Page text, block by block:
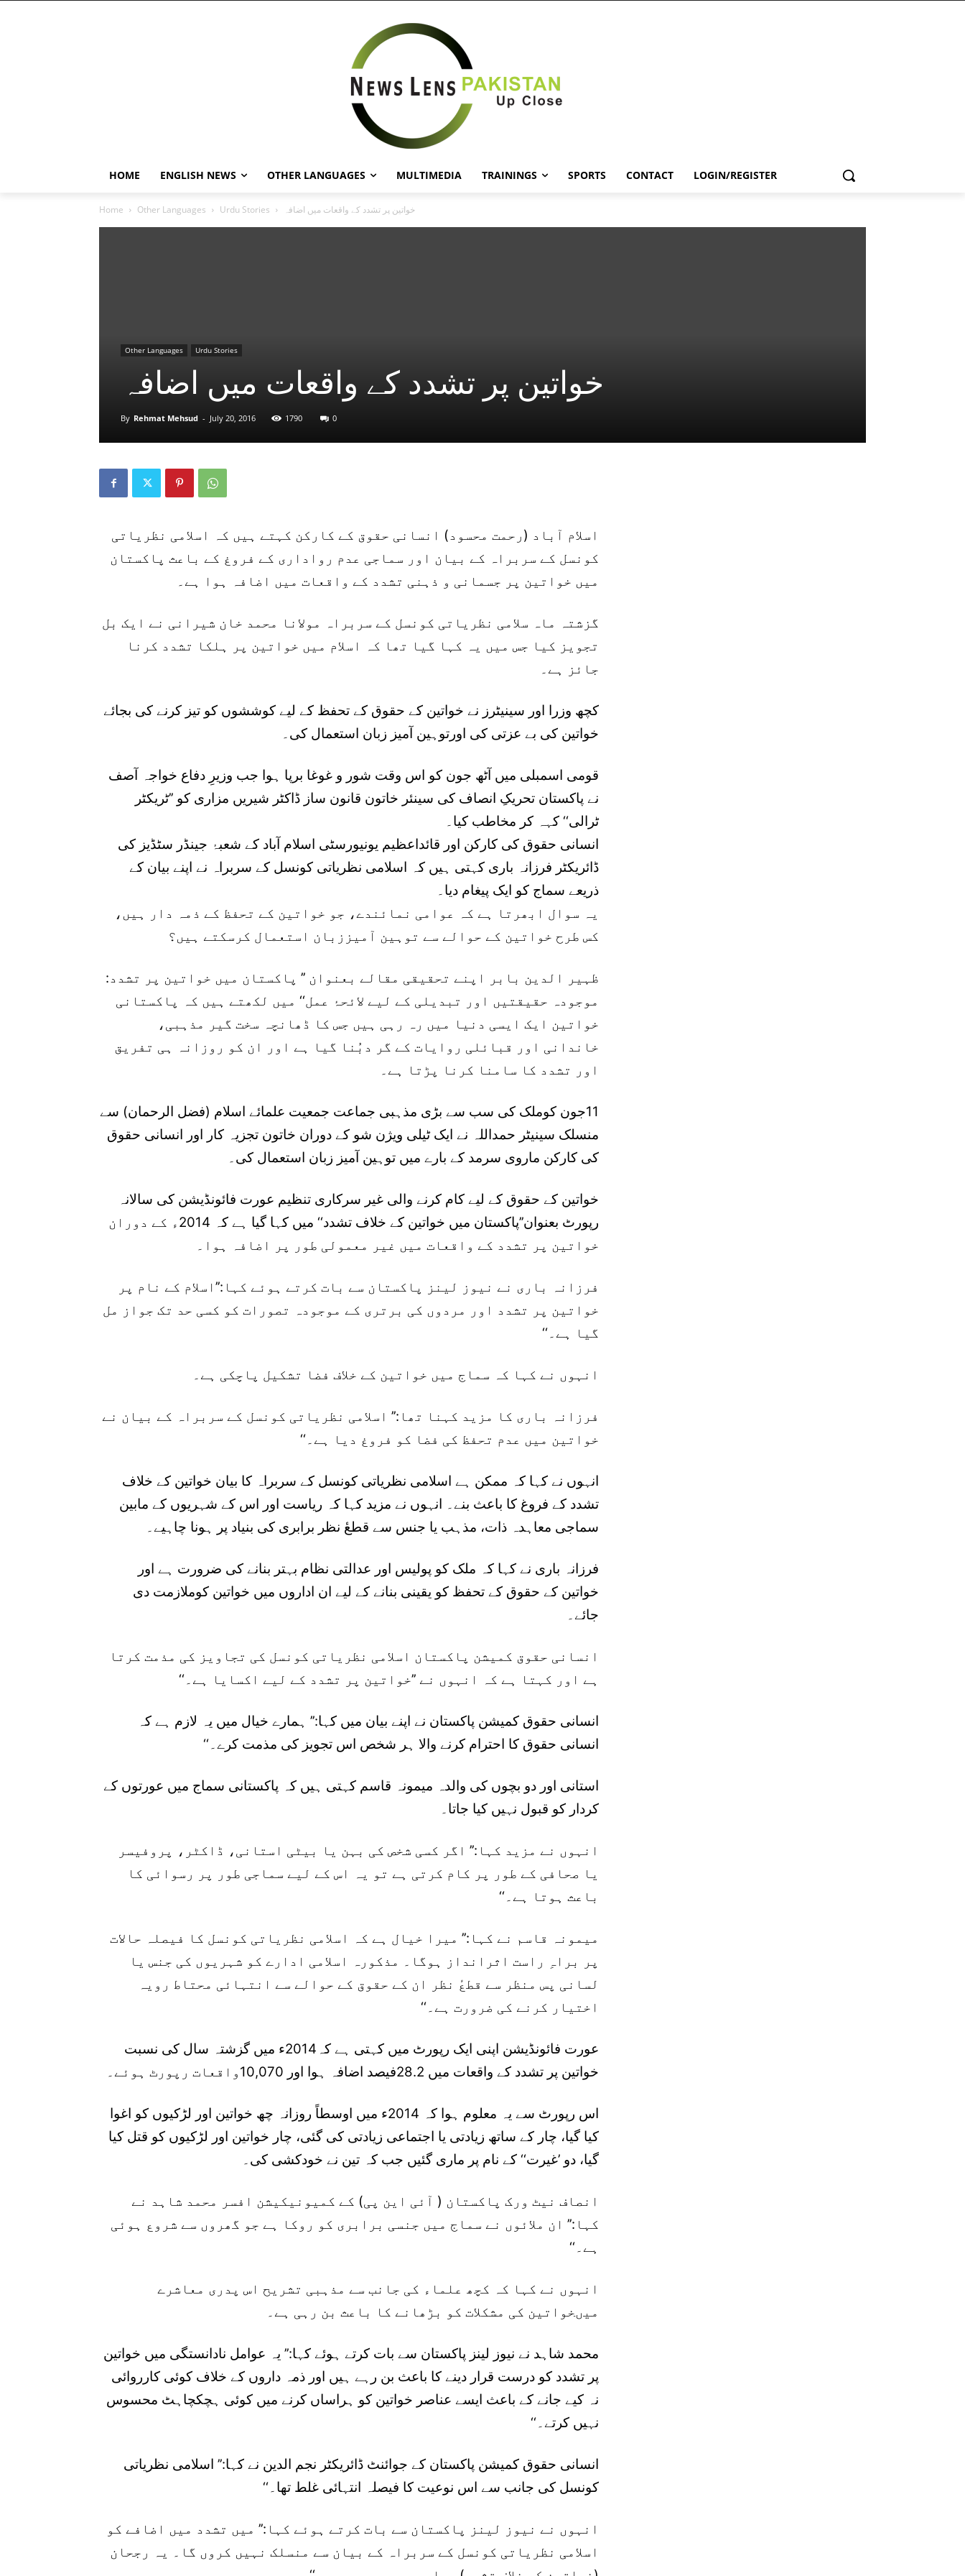
HOME ENGLISH NEWS OTHER LANGUAGES MULTIMEDIA TRAININGS SPORTS CONTACT LOGIN/REGISTER
Home Other Languages Urdu Stories خواتین پر تشدد کے واقعات میں اضافہ
Other Languages Urdu Stories
خواتین پر تشدد کے واقعات میں اضافہ
By Rehmat Mehsud - July 20, 2016 1790 0
اسلام آباد (رحمت محسود) انسانی حقوق کے کارکن کہتے ہیں کہ اسلامی نظریاتی
کونسل کے سربراہ کے بیان اور سماجی عدم رواداری کے فروغ کے باعث پاکستان
میں خواتین پر جسمانی و ذہنی تشدد کے واقعات میں اضافہ ہوا ہے۔
گزشتہ ماہ سلامی نظریاتی کونسل کے سربراہ مولانا محمد خان شیرانی نے ایک بل
تجویز کیا جس میں یہ کہا گیا تھا کہ اسلام میں خواتین پر ہلکا تشدد کرنا
جائز ہے۔
کچھ وزرا اور سینیٹرز نے خواتین کے حقوق کے تحفظ کے لیے کوششوں کو تیز کرنے کی بجائے
خواتین کی بے عزتی کی اورتوہین آمیز زبان استعمال کی۔
قومی اسمبلی میں آٹھ جون کو اس وقت شور و غوغا برپا ہوا جب وزیرِ دفاع خواجہ آصف
نے پاکستان تحریکِ انصاف کی سینئر خاتون قانون ساز ڈاکٹر شیریں مزاری کو ’’ٹریکٹر
ٹرالی‘‘ کہہ کر مخاطب کیا۔
انسانی حقوق کی کارکن اور قائداعظیم یونیورسٹی اسلام آباد کے شعبۂ جینڈر سٹڈیز کی
ڈائریکٹر فرزانہ باری کہتی ہیں کہ اسلامی نظریاتی کونسل کے سربراہ نے اپنے بیان کے
ذریعے سماج کو ایک پیغام دیا۔
یہ سوال ابھرتا ہے کہ عوامی نمائندے، جو خواتین کے تحفظ کے ذمہ دار ہیں،
کس طرح خواتین کے حوالے سے توہین آمیززبان استعمال کرسکتے ہیں؟
ظہیر الدین بابر اپنے تحقیقی مقالے بعنوان ’’ پاکستان میں خواتین پر تشدد:
موجودہ حقیقتیں اور تبدیلی کے لیے لائحۂ عمل‘‘ میں لکھتے ہیں کہ پاکستانی
خواتین ایک ایسی دنیا میں رہ رہی ہیں جس کا ڈھانچہ سخت گیر مذہبی،
خاندانی اور قبائلی روایات کے گر دبُنا گیا ہے اور ان کو روزانہ ہی تفریق
اور تشدد کا سامنا کرنا پڑتا ہے۔
11جون کوملک کی سب سے بڑی مذہبی جماعت جمعیت علمائے اسلام (فضل الرحمان) سے
منسلک سینیٹر حمداللہ نے ایک ٹیلی ویژن شو کے دوران خاتون تجزیہ کار اور انسانی حقوق
کی کارکن ماروی سرمد کے بارے میں توہین آمیز زبان استعمال کی۔
خواتین کے حقوق کے لیے کام کرنے والی غیر سرکاری تنظیم عورت فائونڈیشن کی سالانہ
رپورٹ بعنوان’’پاکستان میں خواتین کے خلاف تشدد‘‘ میں کہا گیا ہے کہ 2014ء کے دوران
خواتین پر تشدد کے واقعات میں غیر معمولی طور پر اضافہ ہوا۔
فرزانہ باری نے نیوز لینز پاکستان سے بات کرتے ہوئے کہا:’’اسلام کے نام پر
خواتین پر تشدد اور مردوں کی برتری کے موجودہ تصورات کو کسی حد تک جواز مل
گیا ہے۔‘‘
انہوں نے کہا کہ سماج میں خواتین کے خلاف فضا تشکیل پاچکی ہے۔
فرزانہ باری کا مزید کہنا تھا:’’ اسلامی نظریاتی کونسل کے سربراہ کے بیان نے
خواتین میں عدم تحفظ کی فضا کو فروغ دیا ہے۔‘‘
انہوں نے کہا کہ ممکن ہے اسلامی نظریاتی کونسل کے سربراہ کا بیان خواتین کے خلاف
تشدد کے فروغ کا باعث بنے۔ انہوں نے مزید کہا کہ ریاست اور اس کے شہریوں کے مابین
سماجی معاہدہ ذات، مذہب یا جنس سے قطعٔ نظر برابری کی بنیاد پر ہونا چاہیے۔
فرزانہ باری نے کہا کہ ملک کو پولیس اور عدالتی نظام بہتر بنانے کی ضرورت ہے اور
خواتین کے حقوق کے تحفظ کو یقینی بنانے کے لیے ان اداروں میں خواتین کوملازمت دی
جائے۔
انسانی حقوق کمیشن پاکستان اسلامی نظریاتی کونسل کی تجاویز کی مذمت کرتا
ہے اور کہتا ہے کہ انہوں نے ’’خواتین پر تشدد کے لیے اکسایا ہے۔‘‘
انسانی حقوق کمیشن پاکستان نے اپنے بیان میں کہا:’’ ہمارے خیال میں یہ لازم ہے کہ
انسانی حقوق کا احترام کرنے والا ہر شخص اس تجویز کی مذمت کرے۔‘‘
استانی اور دو بچوں کی والدہ میمونہ قاسم کہتی ہیں کہ پاکستانی سماج میں عورتوں کے
کردار کو قبول نہیں کیا جاتا۔
انہوں نے مزید کہا:’’ اگر کسی شخص کی بہن یا بیٹی استانی، ڈاکٹر، پروفیسر
یا صحافی کے طور پر کام کرتی ہے تو یہ اس کے لیے سماجی طور پر رسوائی کا
باعث ہوتا ہے۔‘‘
میمونہ قاسم نے کہا:’’ میرا خیال ہے کہ اسلامی نظریاتی کونسل کا فیصلہ حالات
پر براہِ راست اثرانداز ہوگا۔ مذکورہ اسلامی ادارے کو شہریوں کی جنس یا
لسانی پس منظر سے قطعٔ نظر ان کے حقوق کے حوالے سے انتہائی محتاط رویہ
اختیار کرنے کی ضرورت ہے۔‘‘
عورت فائونڈیشن اپنی ایک رپورٹ میں کہتی ہے کہ2014ء میں گزشتہ سال کی نسبت
خواتین پر تشدد کے واقعات میں 28.2فیصد اضافہ ہوا اور 10,070واقعات رپورٹ ہوئے۔
اس رپورٹ سے یہ معلوم ہوا کہ 2014ء میں اوسطاً روزانہ چھ خواتین اور لڑکیوں کو اغوا
کیا گیا، چار کے ساتھ زیادتی یا اجتماعی زیادتی کی گئی، چار خواتین اور لڑکیوں کو قتل کیا
گیا، دو ’غیرت‘‘ کے نام پر ماری گئیں جب کہ تین نے خودکشی کی۔
انصاف نیٹ ورک پاکستان ( آئی این پی) کے کمیونیکیشن افسر محمد شاہد نے
کہا:’’ ان ملائوں نے سماج میں جنسی برابری کو روکا ہے جو گھروں سے شروع ہوئی
ہے۔‘‘
انہوں نے کہا کہ کچھ علماء کی جانب سے مذہبی تشریح اس پدری معاشرے
میںخواتین کی مشکلات کو بڑھانے کا باعث بن رہی ہے۔
محمد شاہد نے نیوز لینز پاکستان سے بات کرتے ہوئے کہا:’’ یہ عوامل نادانستگی میں خواتین
پر تشدد کو درست قرار دینے کا باعث بن رہے ہیں اور ذمہ داروں کے خلاف کوئی کارروائی
نہ کیے جانے کے باعث ایسے عناصر خواتین کو ہراساں کرنے میں کوئی ہچکچاہٹ محسوس
نہیں کرتے۔‘‘
انسانی حقوق کمیشن پاکستان کے جوائنٹ ڈائریکٹر نجم الدین نے کہا:’’ اسلامی نظریاتی
کونسل کی جانب سے اس نوعیت کا فیصلہ انتہائی غلط تھا۔‘‘
انہوں نے نیوز لینز پاکستان سے بات کرتے ہوئے کہا:’’ میں تشدد میں اضافے کو
اسلامی نظریاتی کونسل کے سربراہ کے بیان سے منسلک نہیں کروں گا۔ یہ رجحان